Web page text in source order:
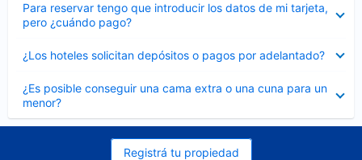
Para reservar tengo que introducir los datos de mi tarjeta,
pero ¿cuándo pago?
cerrado
¿Los hoteles solicitan depósitos o pagos por adelantado?
cerrado
¿Es posible conseguir una cama extra o una cuna para un
menor?
cerrado
Registrá tu propiedad